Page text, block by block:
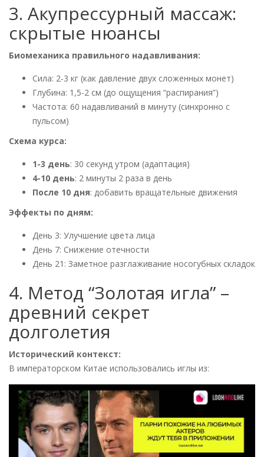
3. Акупрессурный массаж:
скрытые нюансы
Биомеханика правильного надавливания:
Сила: 2-3 кг (как давление двух сложенных монет)
Глубина: 1,5-2 см (до ощущения “распирания”)
Частота: 60 надавливаний в минуту (синхронно с
пульсом)
Схема курса:
1-3 день: 30 секунд утром (адаптация)
4-10 день: 2 минуты 2 раза в день
После 10 дня: добавить вращательные движения
Эффекты по дням:
День 3: Улучшение цвета лица
День 7: Снижение отечности
День 21: Заметное разглаживание носогубных складок
4. Метод “Золотая игла” –
древний секрет
долголетия
Исторический контекст:
В императорском Китае использовались иглы из: